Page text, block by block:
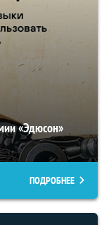
«Эдюсон»
ПОДРОБНЕЕ